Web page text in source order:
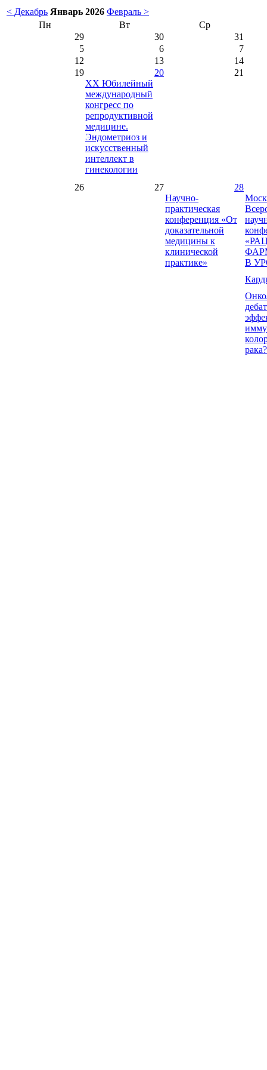
< Декабрь Январь 2026 Февраль >
Пн
Вт
Ср
29
30
31
5
6
7
12
13
14
19
20
ХХ Юбилейный
международный
конгресс по
репродуктивной
медицине.
Эндометриоз и
искусственный
интеллект в
гинекологии
21
26 27
28
Научно-
практическая
конференция «От
доказательной
медицины к
клинической
практике»
В